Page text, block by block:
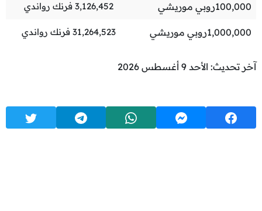
100,000روبي موريشي 3,126,452 فرنك رواندي
1,000,000روبي موريشي 31,264,523 فرنك رواندي
آخر تحديث: الأحد 9 أغسطس 2026